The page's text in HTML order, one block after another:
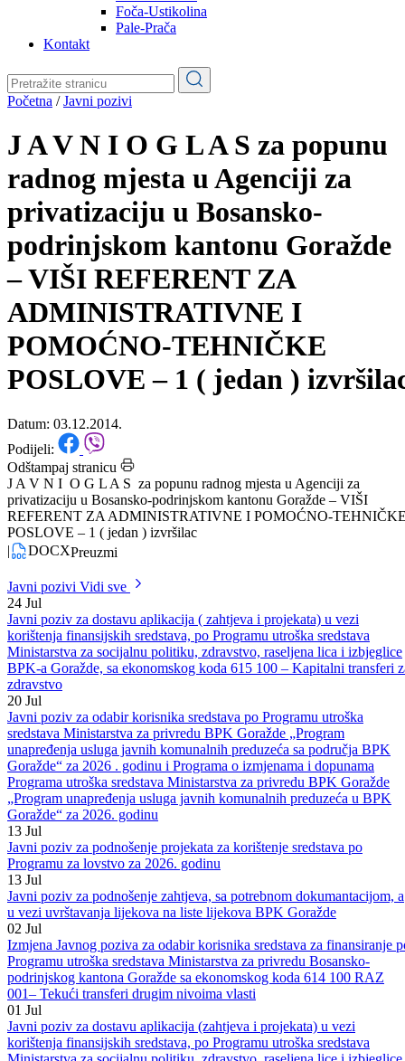
Općine
Pale-Prača
Kontakt
Početna /Javni pozivi
J A V N I O G L A S za popunu
radnog mjesta u Agenciji za
privatizaciju u Bosansko-
podrinjskom kantonu Goražde
– VIŠI REFERENT ZA
ADMINISTRATIVNE I
POMOĆNO-TEHNIČKE
POSLOVE – 1 ( jedan )
Datum: 03.12.2014.
Podijeli:
Odštampaj stranicu
J A V N I O G L A S za popunu radnog mjesta u Agenciji za
privatizaciju u Bosansko-podrinjskom kantonu Goražde – VIŠI
POSLOVE – 1 ( jedan ) izvršilac
|
DOCX
Javni poziviVidi sve
24 Jul
Javni poziv za dostavu aplikacija ( zahtjeva i projekata) u vezi
korištenja finansijskih sredstava, po Programu utroška sredstava
Ministarstva za socijalnu politiku, zdravstvo, raseljena lica i izbjeglice
BPK-a Goražde, sa ekonomskog koda 615 100 – Kapitalni transferi
zdravstvo
20 Jul
Javni poziv za odabir korisnika sredstava po Programu utroška
sredstava Ministarstva za privredu BPK Goražde „Program
unapređenja usluga javnih komunalnih preduzeća sa područja BPK
Goražde“ za 2026 . godinu i Programa o izmjenama i dopunama
Programa utroška sredstava Ministarstva za privredu BPK Goražde
„Program unapređenja usluga javnih komunalnih preduzeća u BPK
Goražde“ za 2026. godinu
13 Jul
Javni poziv za podnošenje projekata za korištenje sredstava po
Programu za lovstvo za 2026. godinu
13 Jul
Javni poziv za podnošenje zahtjeva, sa potrebnom dokumantacijom, a
u vezi uvrštavanja lijekova na liste lijekova BPK Goražde
02 Jul
Izmjena Javnog poziva za odabir korisnika sredstava za finansiranje
Programu utroška sredstava Ministarstva za privredu Bosansko-
podrinjskog kantona Goražde sa ekonomskog koda 614 100 RAZ
001– Tekući transferi drugim nivoima vlasti